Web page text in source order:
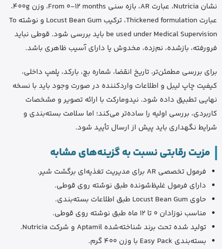
نشان Nutricia، عبارت AR، بازه سنی From 0-12 months، وزن 400g،
عبارت Thickened formulation، ترکیب Locust Bean Gum و نوشته To
be used under Medical Supervision باید بررسی شود. قوطی نباید
فرورفته، بازشده، نم‌زده، مخدوش یا دارای آسیب ظاهری باشد.
برای بررسی مطمئن‌تر، تاریخ انقضا، شماره بچ، بارکد، پلمپ داخلی،
کیفیت چاپ لیبل و اطلاعات واردکننده در صورت وجود باید با نسخه
نهایی تطبیق داده شود. نیدومارکت با ارائه تصویر و مشخصات
کاربردی، بررسی اولیه را ساده‌تر می‌کند؛ اما سلامت بسته‌بندی و
شرایط نگهداری باید پیش از ارسال تأیید شود.
مزیت رقابتی نسبت به گزینه‌های مشابه
فرمول تخصصی AR برای مدیریت تغذیه‌ای برگشت شیر.
دارای فرمول غلیظ‌شونده طبق نوشته روی قوطی.
حاوی Locust Bean Gum طبق اطلاعات بسته‌بندی.
مناسب نوزادان 0 تا 12 ماه طبق نوشته روی قوطی.
تولید شده تحت برند شناخته‌شده Aptamil و شرکت Nutricia.
بسته‌بندی Easy Pack با وزن 400 گرم.